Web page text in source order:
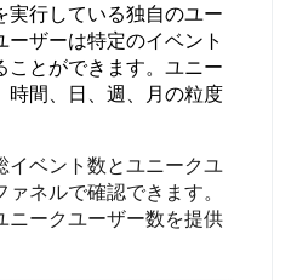
実行している独自のユー
ーザーは特定のイベント
ことができます。ユニー
時間、日、週、月の粒度
イベント数とユニークユ
ネルで確認できます。
ニークユーザー数を提供